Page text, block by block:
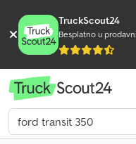
TruckScout24
Besplatno u